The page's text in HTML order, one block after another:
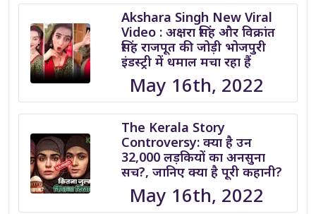
Akshara Singh New Viral
Video : अक्षरा सिंह और विक्रांत
सिंह राजपूत की जोड़ी भोजपुरी
इंडस्ट्री में धमाल मचा रहा हैं
May 16th, 2022
The Kerala Story
Controversy: क्या है उन
32,000 लड़कियों का अनसुना
सच?, जानिए क्या है पूरी कहानी?
May 16th, 2022